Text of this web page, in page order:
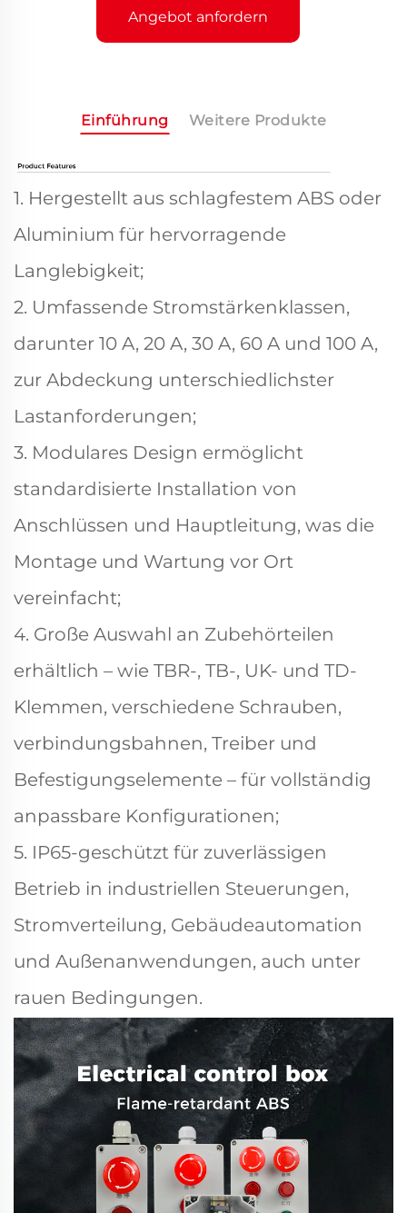
Angebot anfordern
Einführung Weitere Produkte
1. Hergestellt aus schlagfestem ABS oder
Aluminium für hervorragende
Langlebigkeit;
2. Umfassende Stromstärkenklassen,
darunter 10 A, 20 A, 30 A, 60 A und 100 A,
zur Abdeckung unterschiedlichster
Lastanforderungen;
3. Modulares Design ermöglicht
standardisierte Installation von
Anschlüssen und Hauptleitung, was die
Montage und Wartung vor Ort
vereinfacht;
4. Große Auswahl an Zubehörteilen
erhältlich – wie TBR-, TB-, UK- und TD-
Klemmen, verschiedene Schrauben,
verbindungsbahnen, Treiber und
Befestigungselemente – für vollständig
anpassbare Konfigurationen;
5. IP65-geschützt für zuverlässigen
Betrieb in industriellen Steuerungen,
Stromverteilung, Gebäudeautomation
und Außenanwendungen, auch unter
rauen Bedingungen.